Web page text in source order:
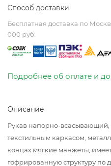
Способ доставки
Бесплатная доставка по
000 руб.
Подробнее об оплате и
Описание
Рукав напорно-
текстильным каркасом,
концах мягкие манжеты,
гофрированную структуру по